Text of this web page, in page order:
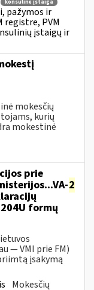
konsulinė įstaiga
pažymos ir
registre, PVM
įstaigų ir
mokesčių
kurių
mokestinė
prie
2
formų
— VMI prie FM)
įsakymą
Mokesčių